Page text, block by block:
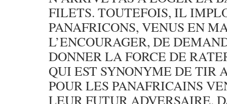
FILETS. TOUTEFOIS, IL
PANAFRICONS, VENUS EN
L’ENCOURAGER, DE
DONNER LA FORCE DE
QUI EST SYNONYME DE TIR
POUR LES PANAFRICAINS
LEUR FUTUR ADVERSAIRE.